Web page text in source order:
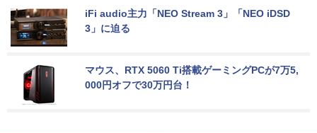
iFi audio主力「NEO Stream 3」「NEO iDSD
3」に迫る
マウス、RTX 5060 Ti搭載ゲーミングPCが7万5,
000円オフで30万円台！